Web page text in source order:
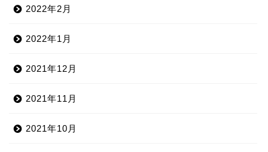
2022年2月
2022年1月
2021年12月
2021年11月
2021年10月